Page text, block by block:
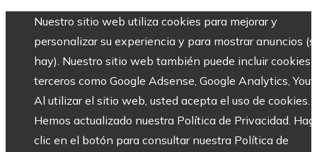
Nuestro sitio web utiliza cookies para mejorar y
personalizar su experiencia y para mostrar anuncios
hay). Nuestro sitio web también puede incluir cookies
terceros como Google Adsense, Google Analytics,
Al utilizar el sitio web, usted acepta el uso de cookies.
Hemos actualizado nuestra Política de Privacidad.
clic en el botón para consultar nuestra Política de